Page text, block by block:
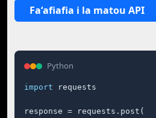
Faʻafiafia i la matou API
Python
import requests
response = requests.post(